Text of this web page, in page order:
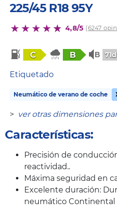
225/45 R18 95Y
4,8/5 (6247
C B
Etiquetado
Neumático de verano de coche
> ver otras dimensiones
Características:
Precisión de
reactividad..
Máxima seguridad en
Excelente duración:
neumático Continental